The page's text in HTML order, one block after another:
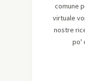
comune
virtuale
nostre
po'